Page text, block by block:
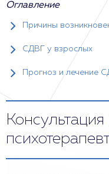
Оглавление
Причины
СДВГ у взрослых
Прогноз и лечение